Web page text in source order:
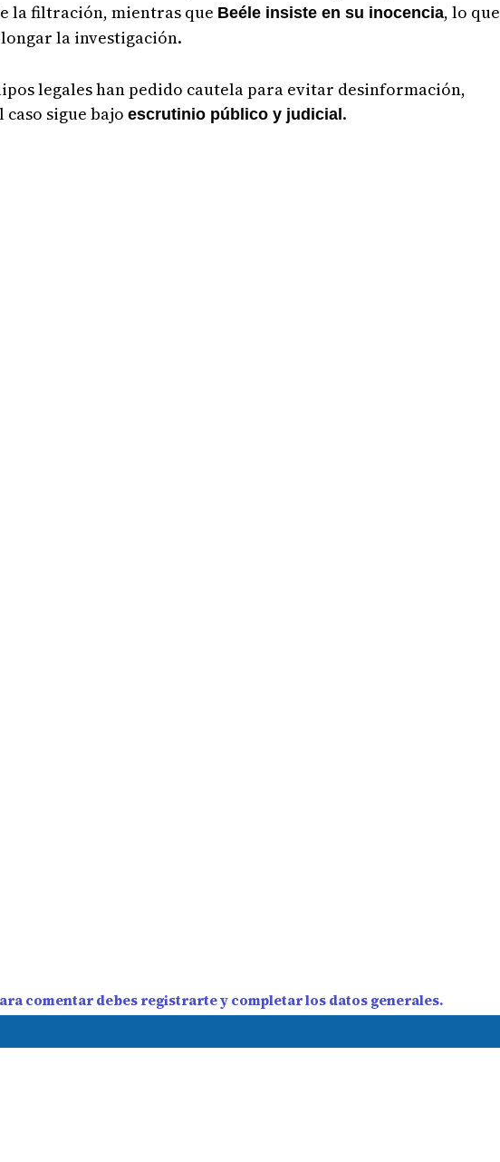
la filtración, mientras que Beéle insiste en su inocencia, lo que
la investigación.
legales han pedido cautela para evitar desinformación,
sigue bajo escrutinio público y judicial .
comentar debes registrarte y completar los datos generales.